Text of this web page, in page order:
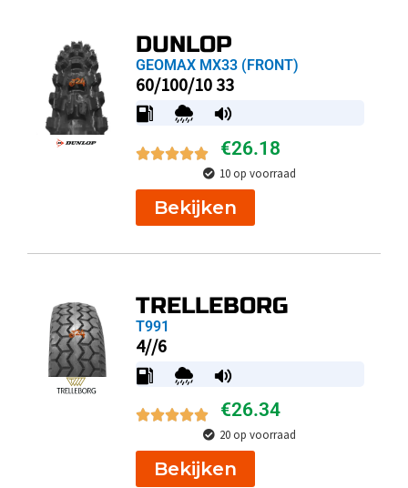
DUNLOP
GEOMAX MX33 (FRONT)
60/100/10 33
€26.18
10 op voorraad
Bekijken
TRELLEBORG
T991
4//6
€26.34
20 op voorraad
Bekijken